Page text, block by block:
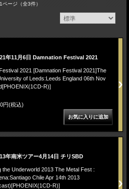
ページ（全3件）
年11月6日 Damnation Festival 2021
2021 [Damnation Festival 2021]The
of Leeds:Leeds England 06th Nov
R)]
円(税込)
年南米ツアー4月14日 チリSBD
the Underworld 2013 The Metal Fest :
Chile Apr 14th 2013
R)]